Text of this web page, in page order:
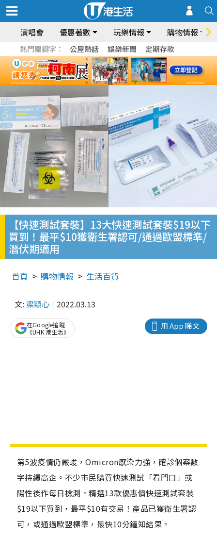
演唱會 優惠著數 玩樂情報 購物情報
熱門關鍵字： 公屋熱話 娛樂新聞 定期存款
【快速測試套裝】13大快速測試套裝$19以下
買到！最平$10獲衛生署認可/通過歐盟標準/
潛伏期適用
首頁 購物情報 生活百貨
文: 梁穎心 2022.03.13
用 App 睇文
在Google追蹤
《UHK 港生活》
第5波疫情仍嚴峻，Omicron感染力強，確診個案數
字持續高企。不少市民購買快速測試「看門口」或
陽性後作每日檢測。精選13款優惠價快速測試套裝
$19以下買到，最平$10有交易！產品已獲衛生署認
可，或通過歐盟標準，最快10分鐘知結果。